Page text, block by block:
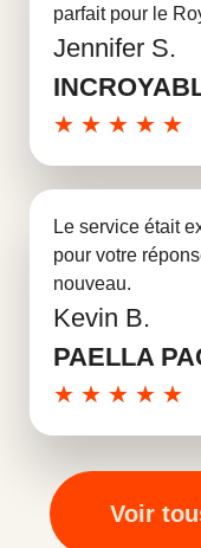
parfait pour le
Jennifer S.
★ ★ ★ ★ ★
Le service était
pour votre
nouveau.
Kevin B.
PAELLA
★ ★ ★ ★ ★
Voir